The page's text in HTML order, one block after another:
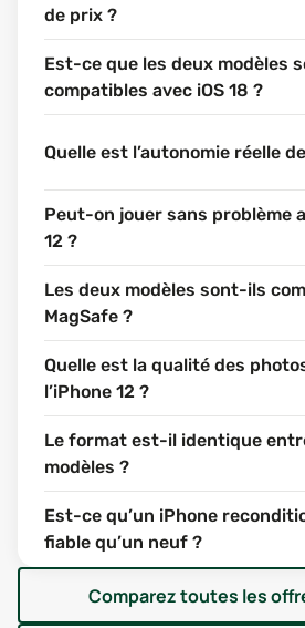
DIFFÉRENCES
L’IPHONE 12 ET
PRO ?
Quand on regarde ces deux
différences ne sautent pas
pourtant, l’iPhone 13 Pro introduit
techniques qui peuvent peser dans
usages. Décortiquons ensemble
ÉCRAN : SUPER RETINA,
VRAI PLUS POUR LE 13
Les deux modèles partagent un
XDR avec une excellente
profond. Mais l’iPhone 13 Pro se
avec une fréquence de
120 Hz, contre 60 Hz sur l’iPhone
rend l’affichage beaucoup plus
du défilement ou dans les
Autre avantage pour le 13 Pro : sa
de prix ?
Est-ce que les deux modèles
compatibles avec iOS 18 ?
Quelle est l’autonomie réelle
Peut-on jouer sans problème
12 ?
Les deux modèles sont-ils
MagSafe ?
Quelle est la qualité des
l’iPhone 12 ?
Le format est-il identique
modèles ?
Est-ce qu’un iPhone
fiable qu’un neuf ?
Comparez toutes les